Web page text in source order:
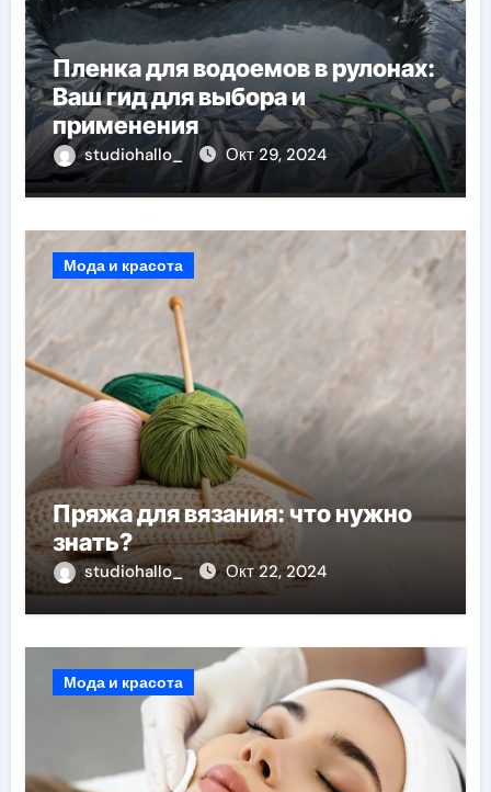
Пленка для водоемов в рулонах:
Ваш гид для выбора и
применения
studiohallo_ Окт 29, 2024
Мода и красота
Пряжа для вязания: что нужно
знать?
studiohallo_ Окт 22, 2024
Мода и красота